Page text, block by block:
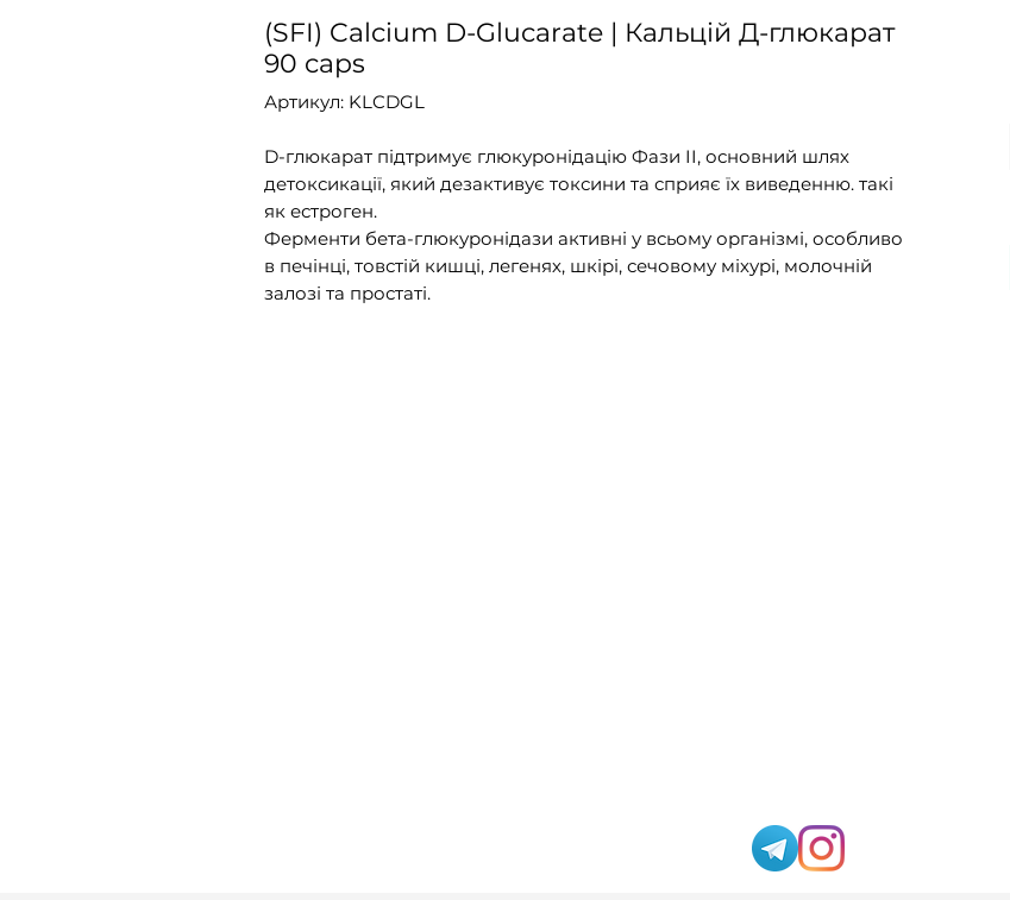
(SFI) Calcium D-Glucarate | Кальцій Д-глюкарат
90 caps
Артикул: KLCDGL
D-глюкарат підтримує глюкуронідацію Фази II, основний шлях
детоксикації, який дезактивує токсини та сприяє їх виведенню. такі
як естроген.
Ферменти бета-глюкуронідази активні у всьому організмі, особливо
в печінці, товстій кишці, легенях, шкірі, сечовому міхурі, молочній
залозі та простаті.